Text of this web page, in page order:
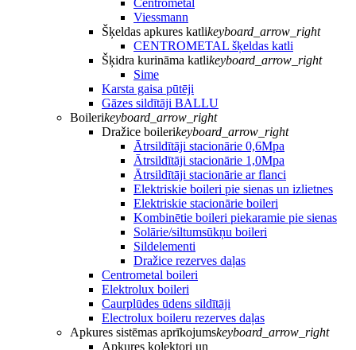
Centrometal
Viessmann
Šķeldas apkures katlikeyboard_arrow_right
CENTROMETAL šķeldas katli
Šķidra kurināma katlikeyboard_arrow_right
Sime
Karsta gaisa pūtēji
Gāzes sildītāji BALLU
Boilerikeyboard_arrow_right
Dražice boilerikeyboard_arrow_right
Ātrsildītāji stacionārie 0,6Mpa
Ātrsildītāji stacionārie 1,0Mpa
Ātrsildītāji stacionārie ar flanci
Elektriskie boileri pie sienas un izlietnes
Elektriskie stacionārie boileri
Kombinētie boileri piekaramie pie sienas
Solārie/siltumsūkņu boileri
Sildelementi
Dražice rezerves daļas
Centrometal boileri
Elektrolux boileri
Caurplūdes ūdens sildītāji
Electrolux boileru rezerves daļas
Apkures sistēmas aprīkojumskeyboard_arrow_right
Apkures kolektori un